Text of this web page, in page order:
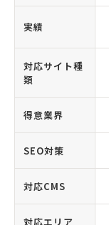
実績
対応サイト種
類
得意業界
SEO対策
対応CMS
対応エリア